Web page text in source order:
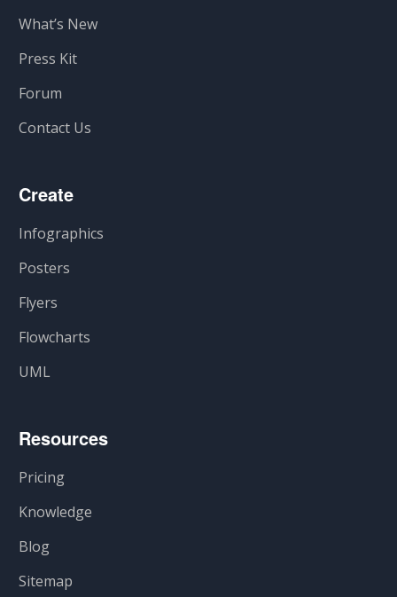
What’s New
Press Kit
Forum
Contact Us
Create
Infographics
Posters
Flyers
Flowcharts
UML
Resources
Pricing
Knowledge
Blog
Sitemap